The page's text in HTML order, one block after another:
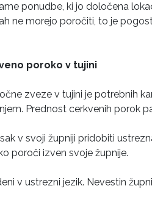
ponudbe, ki jo določena
ne morejo poročiti, to je
poroko v tujini
zveze v tujini je potrebnih
Prednost cerkvenih porok
v svoji župniji pridobiti
poroči izven svoje župnije.
v ustrezni jezik. Nevestin